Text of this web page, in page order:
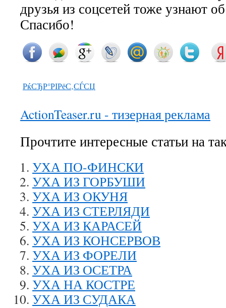
друзья из соцсетей тоже узнают
Спасибо!
РќСЂР°РІРёС‚СЃСЏ
ActionTeaser.ru - тизерная реклама
Прочтите интересные статьи на
УХА ПО-ФИНСКИ
УХА ИЗ ГОРБУШИ
УХА ИЗ ОКУНЯ
УХА ИЗ СТЕРЛЯДИ
УХА ИЗ КАРАСЕЙ
УХА ИЗ КОНСЕРВОВ
УХА ИЗ ФОРЕЛИ
УХА ИЗ ОСЕТРА
УХА НА КОСТРЕ
УХА ИЗ СУДАКА